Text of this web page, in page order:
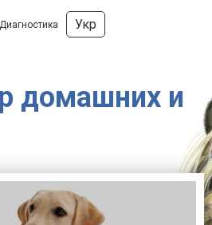
Диагностика Укр
домашних и